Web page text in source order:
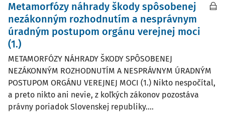
Metamorfózy náhrady škody spôsobenej
nezákonným rozhodnutím a nesprávnym
úradným postupom orgánu verejnej moci
(1.)
METAMORFÓZY NÁHRADY ŠKODY SPÔSOBENEJ
NEZÁKONNÝM ROZHODNUTÍM A NESPRÁVNYM ÚRADNÝM
POSTUPOM ORGÁNU VEREJNEJ MOCI (1.) Nikto nespočítal,
a preto nikto ani nevie, z koľkých zákonov pozostáva
právny poriadok Slovenskej republiky....